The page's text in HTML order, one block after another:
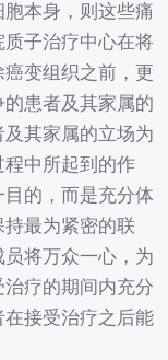
本身，则这些痛
子治疗中心在将
变组织之前，更
患者及其家属的
其家属的立场为
中所起到的作
的，而是充分体
最为紧密的联
将万众一心，为
疗的期间内充分
接受治疗之后能